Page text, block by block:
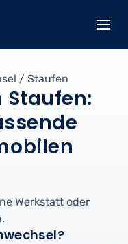
/ Staufen
Staufen:
Werkstatt oder